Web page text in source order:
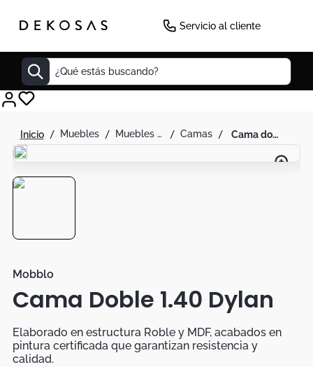
Servicio al cliente
¿Qué estás buscando?
muebles muebles de alcoba camas cama doble 1.40 dylan
Mobblo
Cama Doble 1.40 Dylan
Elaborado en estructura Roble y MDF, acabados en
pintura certificada que garantizan resistencia y
calidad.
Decoracion
Sillas
Lamparas
Duvet
Dko